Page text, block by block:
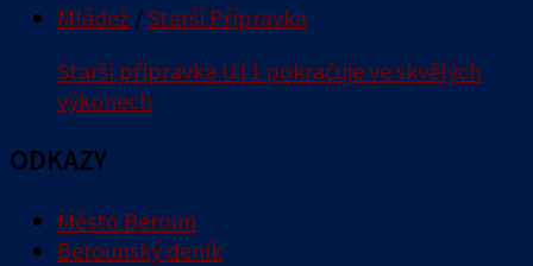
Mládež /Starší Přípravka
Starší přípravka U11 pokračuje ve skvělých
výkonech
ODKAZY
Město Beroun
Berounský deník